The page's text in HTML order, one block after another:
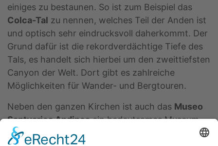
einiges zu bestaunen. So ist zum Beispiel das
Colca-Tal zu nennen, welches Teil der Anden ist
und optisch sehr eindrucksvoll daherkommt. Der
Grund dafür ist die rekordverdächtige Tiefe des
Tals, es handelt sich hierbei um den zweittiefsten
Canyon der Welt. Dort gibt es zahlreiche
Möglichkeiten für Wander- und Bergtouren.
Neben den ganzen Kirchen ist auch das Museo
Santuarios Andinosein bedeutsames Museum
der Stadt, in welchem Fundstücke aus dem